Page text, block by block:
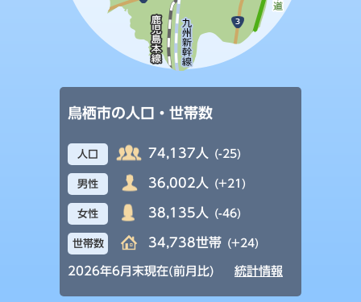
鳥栖市の人口・世帯数
人口 74,137人 (-25)
男性 36,002人 (+21)
女性 38,135人 (-46)
世帯数 34,738世帯 (+24)
2026年6月末現在(前月比) 統計情報